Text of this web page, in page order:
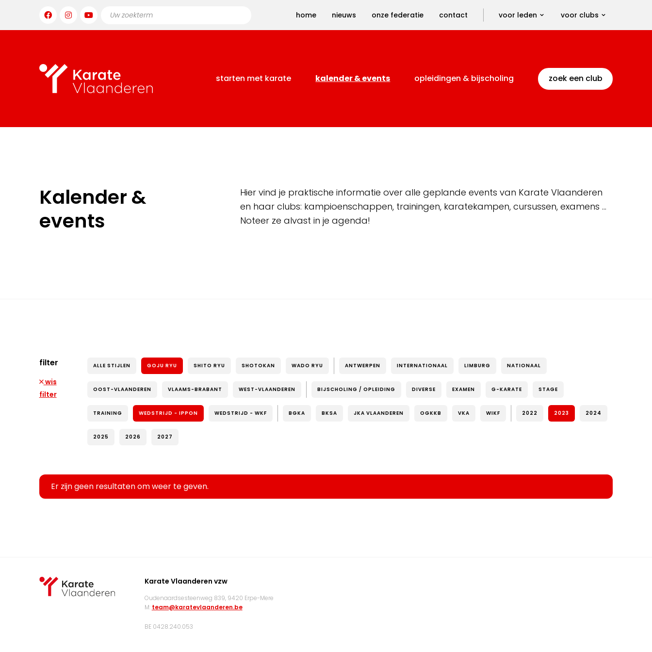
home nieuws onze federatie contact voor leden voor clubs
starten met karate kalender & events opleidingen & bijscholing zoek een club
Kalender &
events
Hier vind je praktische informatie over alle geplande events van Karate Vlaanderen
en haar clubs: kampioenschappen, trainingen, karatekampen, cursussen, examens …
Noteer ze alvast in je agenda!
filter
wis
filter
ALLE STIJLEN GOJU RYU SHITO RYU SHOTOKAN WADO RYU ANTWERPEN INTERNATIONAAL LIMBURG NATIONAAL
OOST-VLAANDEREN VLAAMS-BRABANT WEST-VLAANDEREN BIJSCHOLING / OPLEIDING DIVERSE EXAMEN G-KARATE STAGE
TRAINING WEDSTRIJD - IPPON WEDSTRIJD - WKF BGKA BKSA JKA VLAANDEREN OGKKB VKA WIKF 2022 2023 2024
2025 2026 2027
Er zijn geen resultaten om weer te geven.
Karate Vlaanderen vzw
Oudenaardsesteenweg 839, 9420 Erpe-Mere
M: team@karatevlaanderen.be
BE 0428.240.053